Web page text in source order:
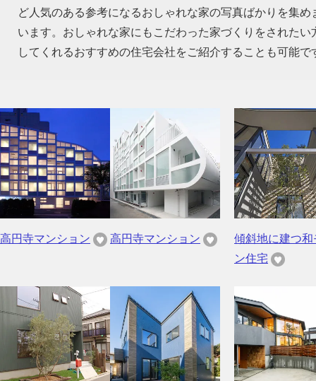
ど人気のある参考になるおしゃれな家の写真ばかりを集
います。おしゃれな家にもこだわった家づくりをされた
してくれるおすすめの住宅会社をご紹介することも可能で
高円寺マンション 高円寺マンション
傾斜地に建つ和
ン住宅